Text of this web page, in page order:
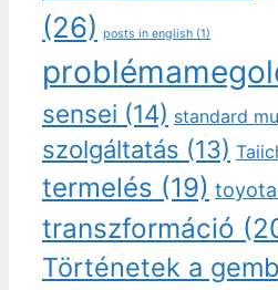
(26) posts in english (1)
sensei (14) standard
szolgáltatás (13)
termelés (19)
transzformáció
Történetek a